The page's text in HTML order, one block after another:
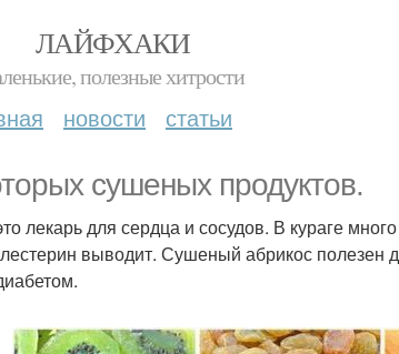
ЛАЙФХАКИ
полезные хитрости
новости статьи
сушеных продуктов.
лекарь для сердца и сосудов. В кураге
выводит. Сушеный абрикос полезен